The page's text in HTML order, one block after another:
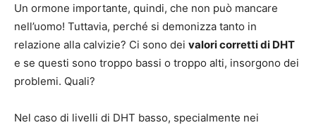
Un ormone importante, quindi, che non può mancare
nell’uomo! Tuttavia, perché si demonizza tanto in
relazione alla calvizie? Ci sono dei valori corretti di DHT
e se questi sono troppo bassi o troppo alti, insorgono dei
problemi. Quali?
Nel caso di livelli di DHT basso, specialmente nei